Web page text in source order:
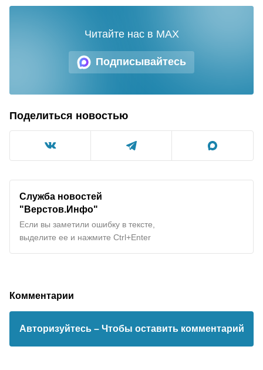
Подписывайтесь
Читайте нас в MAX
Поделиться новостью
Служба новостей
"Верстов.Инфо"
Если вы заметили ошибку в тексте,
выделите ее и нажмите Ctrl+Enter
Комментарии
Авторизуйтесь – Чтобы оставить комментарий